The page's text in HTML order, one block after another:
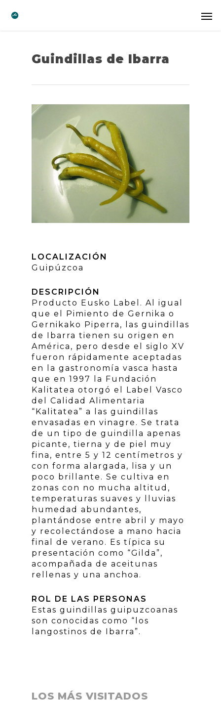
Guindillas de Ibarra
LOCALIZACIÓN
Guipúzcoa
DESCRIPCIÓN
Producto Eusko Label. Al igual
que el Pimiento de Gernika o
Gernikako Piperra, las guindillas
de Ibarra tienen su origen en
América, pero desde el siglo XV
fueron rápidamente aceptadas
en la gastronomía vasca hasta
que en 1997 la Fundación
Kalitatea otorgó el Label Vasco
del Calidad Alimentaria
“Kalitatea” a las guindillas
envasadas en vinagre. Se trata
de un tipo de guindilla apenas
picante, tierna y de piel muy
fina, entre 5 y 12 centímetros y
con forma alargada, lisa y un
poco brillante. Se cultiva en
zonas con no mucha altitud,
temperaturas suaves y lluvias
humedad abundantes,
plantándose entre abril y mayo
y recolectándose a mano hacia
final de verano. Es típica su
presentación como “Gilda”,
acompañada de aceitunas
rellenas y una anchoa.
ROL DE LAS PERSONAS
Estas guindillas guipuzcoanas
son conocidas como “los
langostinos de Ibarra”.
LOS MÁS VISITADOS